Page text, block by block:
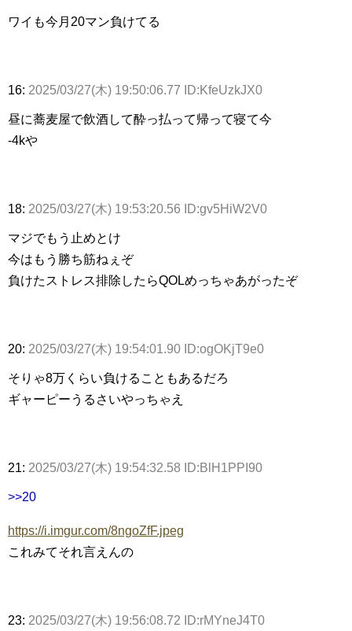
ワイも今月20マン負けてる
16: 2025/03/27(木) 19:50:06.77 ID:KfeUzkJX0
昼に蕎麦屋で飲酒して酔っ払って帰って寝て今
-4kや
18: 2025/03/27(木) 19:53:20.56 ID:gv5HiW2V0
マジでもう止めとけ
今はもう勝ち筋ねぇぞ
負けたストレス排除したらQOLめっちゃあがったぞ
20: 2025/03/27(木) 19:54:01.90 ID:ogOKjT9e0
そりゃ8万くらい負けることもあるだろ
ギャーピーうるさいやっちゃえ
21: 2025/03/27(木) 19:54:32.58 ID:BlH1PPI90
>>20
https://i.imgur.com/8ngoZfF.jpeg
これみてそれ言えんの
23: 2025/03/27(木) 19:56:08.72 ID:rMYneJ4T0